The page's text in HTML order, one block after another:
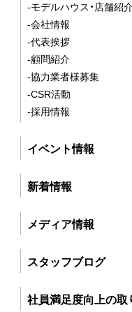
-モデルハウス・店舗紹
-会社情報
-代表挨拶
-顧問紹介
-協力業者様募集
-CSR活動
-採用情報
イベント情報
新着情報
メディア情報
スタッフブログ
社員満足度向上の取